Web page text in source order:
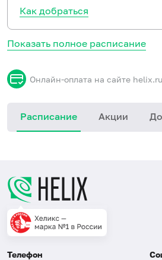
Показать полное расписание
Онлайн-оплата на сайте helix.ru
Расписание Акции
Как добраться
Телефон